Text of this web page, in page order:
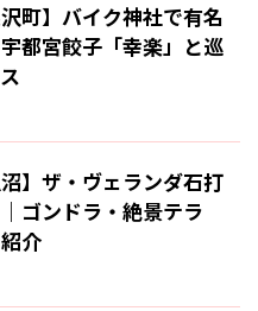
沢町】バイク神社で有名
都宮餃子「幸楽」と巡
沼】ザ・ヴェランダ石打
ゴンドラ・絶景テラ
介